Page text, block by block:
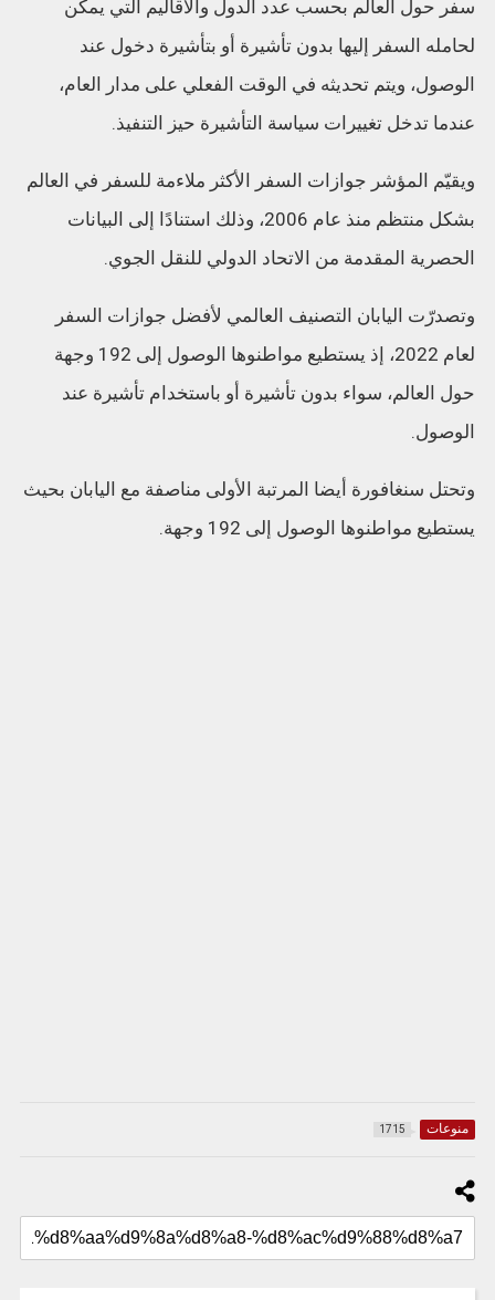
سفر حول العالم بحسب عدد الدول والأقاليم التي يمكن
لحامله السفر إليها بدون تأشيرة أو بتأشيرة دخول عند
الوصول، ويتم تحديثه في الوقت الفعلي على مدار العام،
عندما تدخل تغييرات سياسة التأشيرة حيز التنفيذ.
ويقيّم المؤشر جوازات السفر الأكثر ملاءمة للسفر في العالم
بشكل منتظم منذ عام 2006، وذلك استنادًا إلى البيانات
الحصرية المقدمة من الاتحاد الدولي للنقل الجوي.
وتصدرّت اليابان التصنيف العالمي لأفضل جوازات السفر
لعام 2022، إذ يستطيع مواطنوها الوصول إلى 192 وجهة
حول العالم، سواء بدون تأشيرة أو باستخدام تأشيرة عند
الوصول.
وتحتل سنغافورة أيضا المرتبة الأولى مناصفة مع اليابان بحيث
يستطيع مواطنوها الوصول إلى 192 وجهة.
منوعات 1715